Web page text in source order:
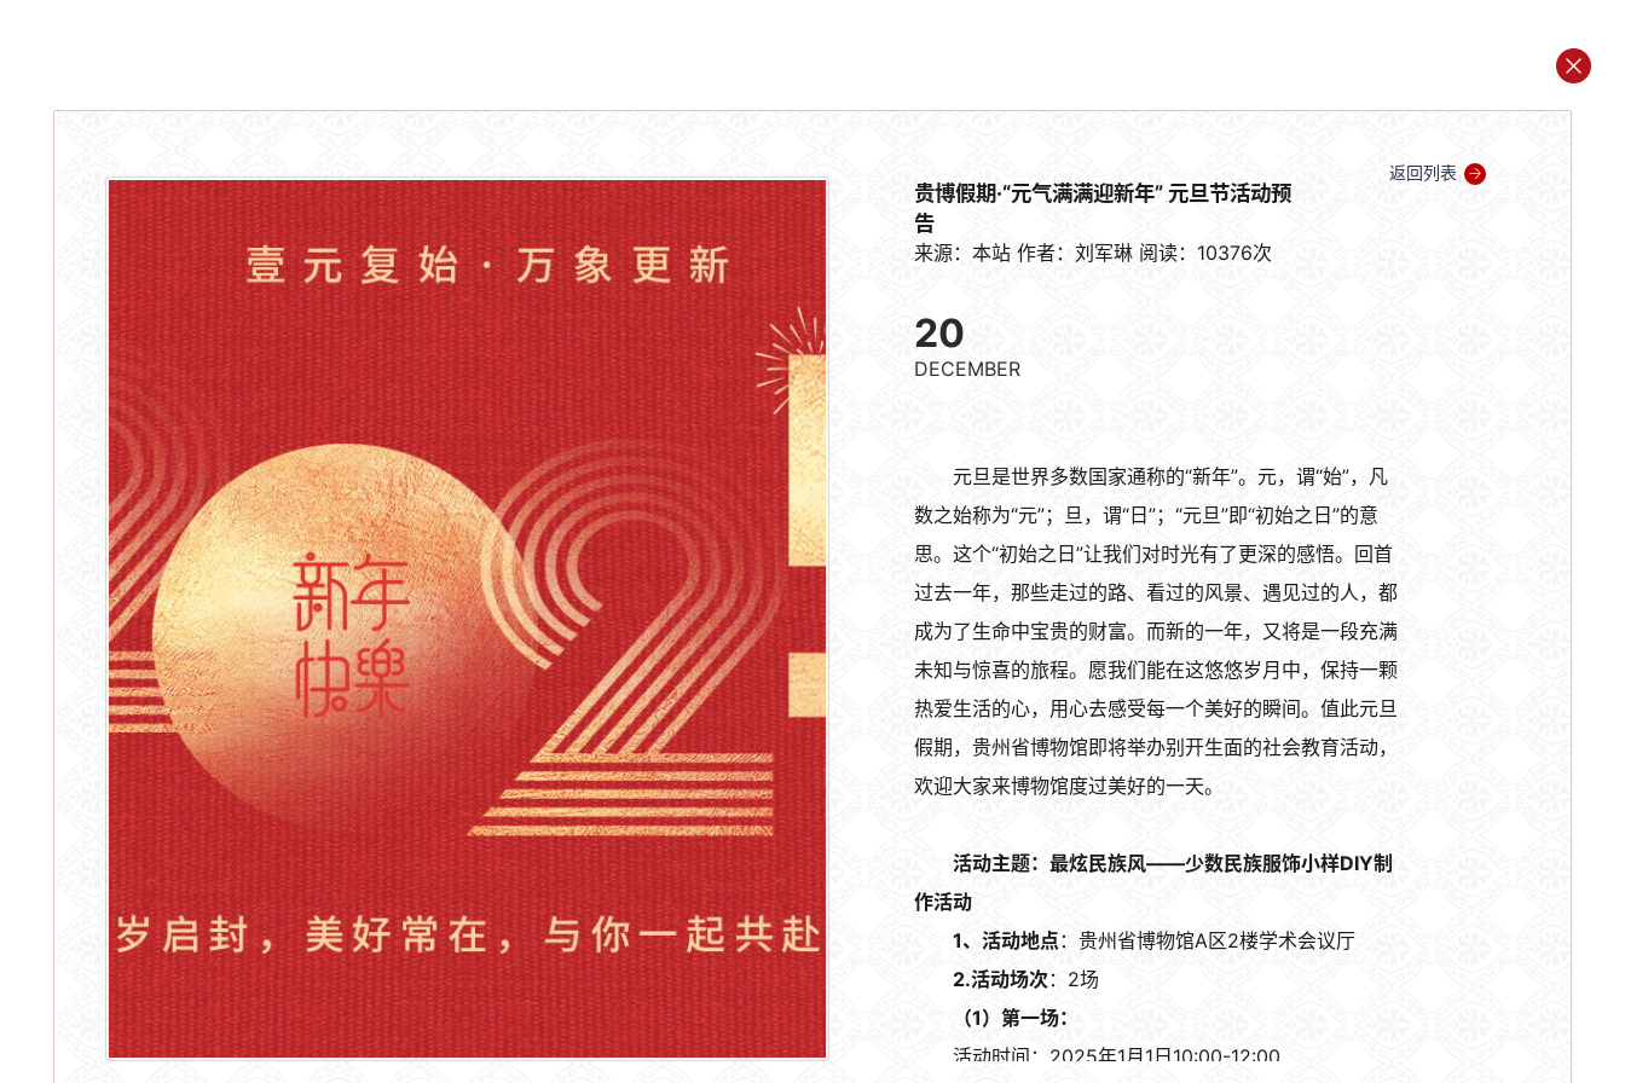
返回列表
贵博假期·“元气满满迎新年” 元旦节活动预
告
来源：本站 作者：刘军琳 阅读：10376次
20
DECEMBER
元旦是世界多数国家通称的“新年”。元，谓“始”，凡
数之始称为“元”；旦，谓“日”；“元旦”即“初始之日”的意
思。这个“初始之日”让我们对时光有了更深的感悟。回首
过去一年，那些走过的路、看过的风景、遇见过的人，都
成为了生命中宝贵的财富。而新的一年，又将是一段充满
未知与惊喜的旅程。愿我们能在这悠悠岁月中，保持一颗
热爱生活的心，用心去感受每一个美好的瞬间。值此元旦
假期，贵州省博物馆即将举办别开生面的社会教育活动，
欢迎大家来博物馆度过美好的一天。
活动主题：最炫民族风——少数民族服饰小样DIY制
作活动
1、活动地点：贵州省博物馆A区2楼学术会议厅
2.活动场次：2场
（1）第一场：
活动时间：2025年1月1日10:00-12:00